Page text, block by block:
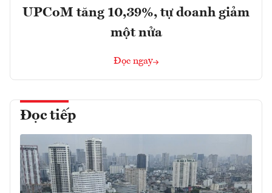
UPCoM tăng 10,39%, tự doanh giảm
một nửa
Đọc ngay
Đọc tiếp